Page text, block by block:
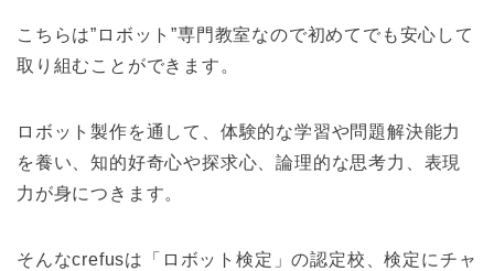
こちらは”ロボット”専門教室なので初めてでも安心して
取り組むことができます。
ロボット製作を通して、体験的な学習や問題解決能力
を養い、知的好奇心や探求心、論理的な思考力、表現
力が身につきます。
そんなcrefusは「ロボット検定」の認定校、検定にチャ